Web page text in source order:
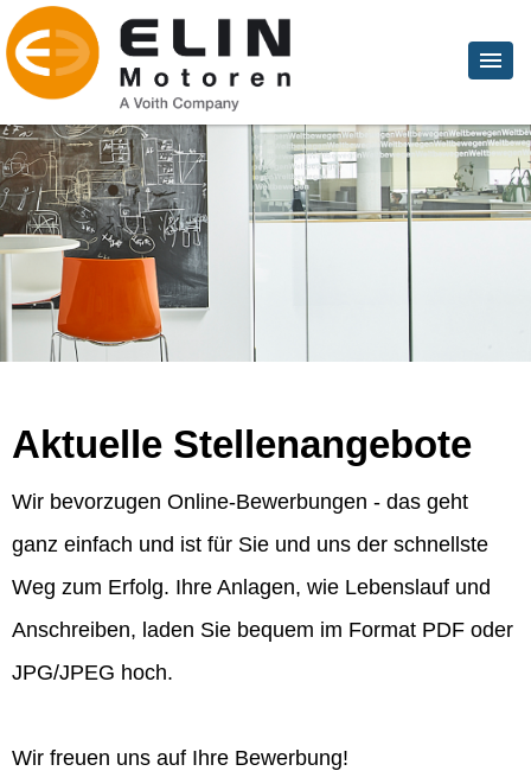
Aktuelle Stellenangebote
Wir bevorzugen Online-Bewerbungen - das geht
ganz einfach und ist für Sie und uns der schnellste
Weg zum Erfolg. Ihre Anlagen, wie Lebenslauf und
Anschreiben, laden Sie bequem im Format PDF oder
JPG/JPEG hoch.
Wir freuen uns auf Ihre Bewerbung!